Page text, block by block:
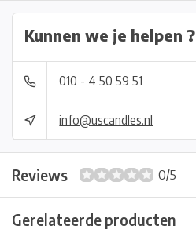
Kunnen we je helpen ?
010 - 4 50 59 51
info@uscandles.nl
Reviews 0/5
Gerelateerde producten